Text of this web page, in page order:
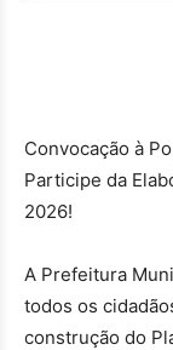
Convocação à
Participe da
2026!
A Prefeitura
todos os
construção do